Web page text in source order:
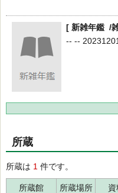
[ 新雑年鑑 /
-- -- 20231201
所蔵
所蔵は 1 件です。
所蔵館 所蔵場所